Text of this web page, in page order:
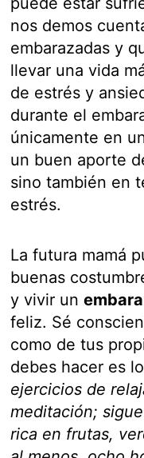
nos demos
embarazadas y
llevar una vida
de estrés y
durante el
únicamente en
un buen aporte
sino también en
estrés.
La futura mamá
buenas
y vivir un
feliz. Sé
como de tus
debes hacer es
ejercicios de
meditación;
rica en frutas,